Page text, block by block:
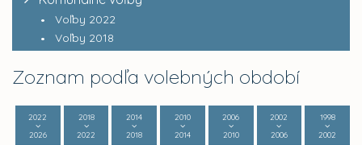
Voľby 2022
Voľby 2018
Zoznam podľa volebných období
2022
2026
2018
2022
2014
2018
2010
2014
2006
2010
2002
2006
1998
2002